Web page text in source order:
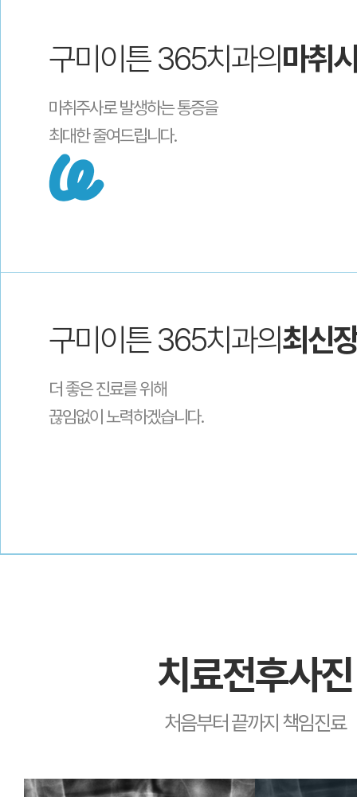
구미이튼 365치과의마취
마취주사로 발생하는 통증을
최대한 줄여드립니다.
구미이튼 365치과의최신
더 좋은 진료를 위해
끊임없이 노력하겠습니다.
치료전후사진
처음부터 끝까지 책임진료